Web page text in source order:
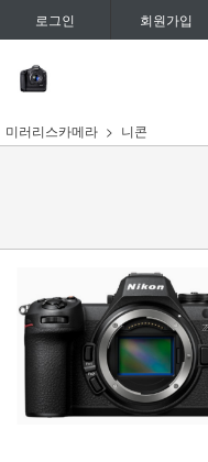
로그인 회원가입
미러리스카메라 니콘